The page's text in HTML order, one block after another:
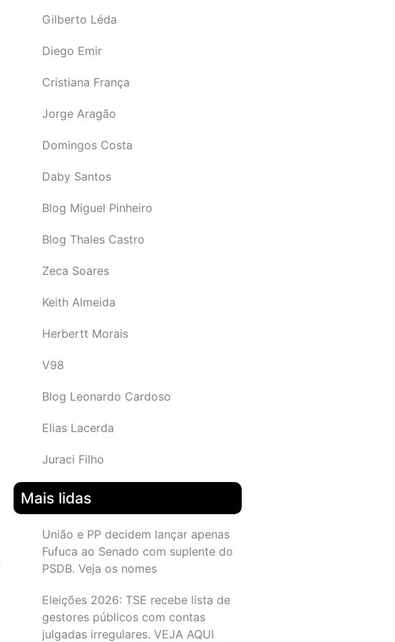
Gilberto Léda
Diego Emir
Cristiana França
Jorge Aragão
Domingos Costa
Daby Santos
Blog Miguel Pinheiro
Blog Thales Castro
Zeca Soares
Keith Almeida
Herbertt Morais
V98
Blog Leonardo Cardoso
Elias Lacerda
Juraci Filho
Mais lidas
União e PP decidem lançar apenas
Fufuca ao Senado com suplente do
PSDB. Veja os nomes
Eleições 2026: TSE recebe lista de
gestores públicos com contas
julgadas irregulares. VEJA AQUI